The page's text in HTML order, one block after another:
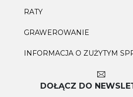
RATY
GRAWEROWANIE
INFORMACJA O ZUŻYTYM
DOŁĄCZ DO